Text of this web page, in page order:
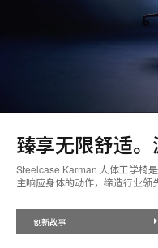
臻享无限舒适。
Steelcase Karman 人体工学椅
主响应身体的动作，缔造行业领
创新故事